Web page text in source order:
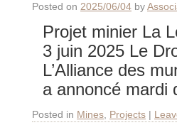
Posted on 2025/06/04 by
Projet minier La
3 juin 2025 Le
L’Alliance des
a annoncé
Posted in Mines Projects |